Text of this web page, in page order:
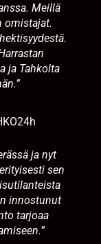
Meillä
omistajat.
ja Tahkolta
ja nyt
sen
innostunut
tarjoaa
”